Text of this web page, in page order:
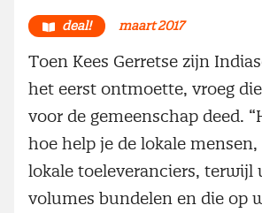
deal! maart 2017
Toen Kees Gerretse zijn
het eerst ontmoette, vroeg
voor de gemeenschap deed.
hoe help je de lokale
lokale toeleveranciers, terwijl
volumes bundelen en die op